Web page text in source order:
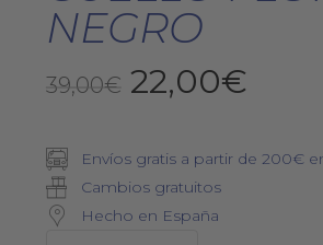
NEGRO
39,00€ El
original
era:
39,00€.
22,00€
Envíos gratis a partir de 200€
Cambios gratuitos
Hecho en España